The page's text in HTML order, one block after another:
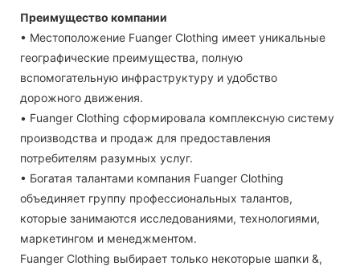
Преимущество компании
• Местоположение Fuanger Clothing имеет уникальные
географические преимущества, полную
вспомогательную инфраструктуру и удобство
дорожного движения.
• Fuanger Clothing сформировала комплексную систему
производства и продаж для предоставления
потребителям разумных услуг.
• Богатая талантами компания Fuanger Clothing
объединяет группу профессиональных талантов,
которые занимаются исследованиями, технологиями,
маркетингом и менеджментом.
Fuanger Clothing выбирает только некоторые шапки &,